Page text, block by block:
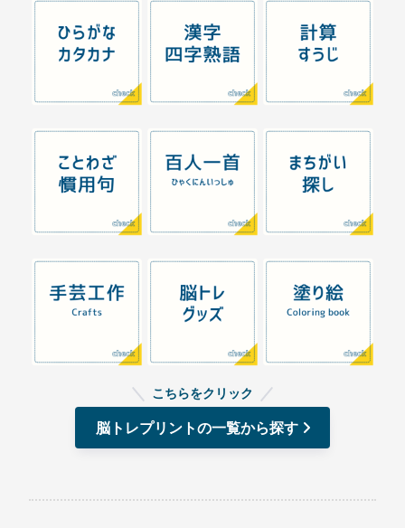
こちらをクリック
脳トレプリントの一覧から探す